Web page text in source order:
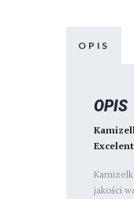
OPIS
OPIS
jakości